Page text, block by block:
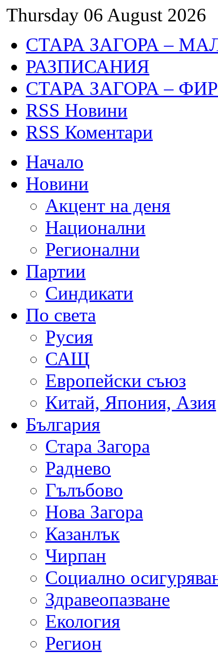
Thursday 06 August 2026
СТАРА ЗАГОРА –
РАЗПИСАНИЯ
СТАРА ЗАГОРА –
RSS Новини
RSS Коментари
Начало
Новини
Акцент на деня
Национални
Регионални
Партии
Синдикати
По света
Русия
САЩ
Европейски съюз
Китай, Япония, Азия
България
Стара Загора
Раднево
Гълъбово
Нова Загора
Казанлък
Чирпан
Социално
Здравеопазване
Екология
Регион